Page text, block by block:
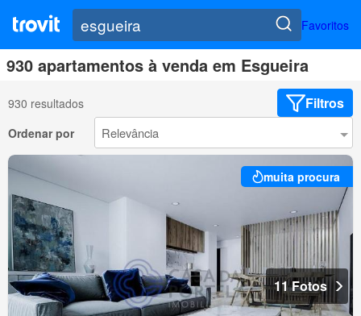
Favoritos
930 apartamentos à venda em Esgueira
930 resultados Filtros
Ordenar por
muita procura
11 Fotos